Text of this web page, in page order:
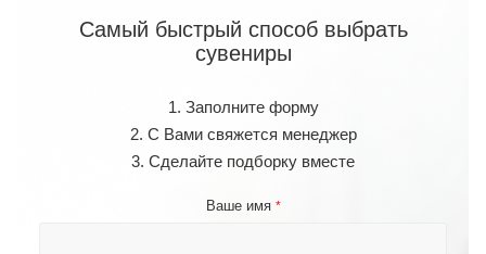
Самый быстрый способ выбрать
сувениры
1. Заполните форму
2. С Вами свяжется менеджер
3. Сделайте подборку вместе
Ваше имя *